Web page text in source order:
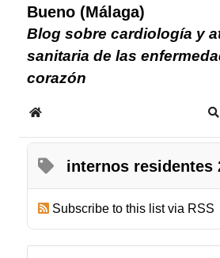
Bueno (Málaga)
Blog sobre cardiología y
sanitaria de las
corazón
Home
internos residentes
Subscribe to this list via RSS